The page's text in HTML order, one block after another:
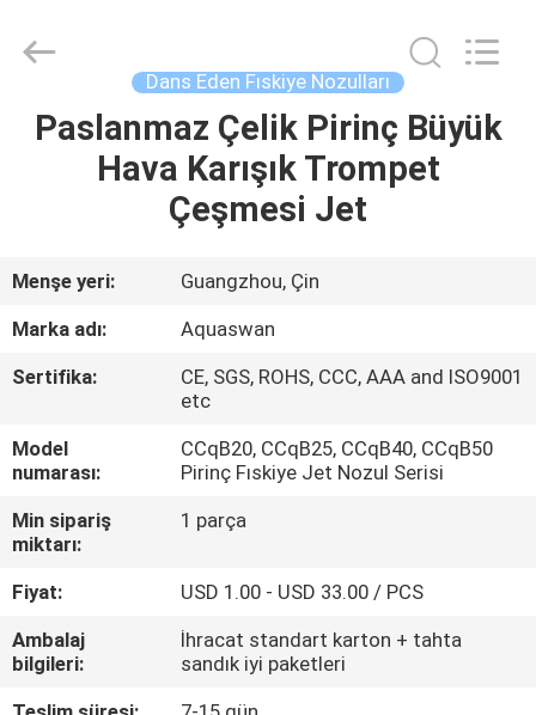
EV
HAKKIMIZDA
FABRIKA
TURU
KALITE
KONTROL
BIZIMLE
ILETIŞIME
co,.ltd.
Dans Eden Fıskiye Nozulları
Paslanmaz Çelik Pirinç Büyük
Hava Karışık Trompet
Çeşmesi Jet
Menşe yeri:
Guangzhou, Çin
Marka adı:
Aquaswan
Sertifika:
CE, SGS, ROHS, CCC, AAA and ISO9001
etc
Model
numarası:
CCqB20, CCqB25, CCqB40, CCqB50
Pirinç Fıskiye Jet Nozul Serisi
Min sipariş
miktarı:
1 parça
Fiyat:
USD 1.00 - USD 33.00 / PCS
Ambalaj
bilgileri:
İhracat standart karton + tahta
sandık iyi paketleri